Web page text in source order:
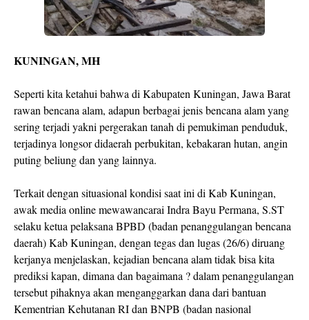
KUNINGAN, MH
Seperti kita ketahui bahwa di Kabupaten Kuningan, Jawa Barat
rawan bencana alam, adapun berbagai jenis bencana alam yang
sering terjadi yakni pergerakan tanah di pemukiman penduduk,
terjadinya longsor didaerah perbukitan, kebakaran hutan, angin
puting beliung dan yang lainnya.
Terkait dengan situasional kondisi saat ini di Kab Kuningan,
awak media online mewawancarai Indra Bayu Permana, S.ST
selaku ketua pelaksana BPBD (badan penanggulangan bencana
daerah) Kab Kuningan, dengan tegas dan lugas (26/6) diruang
kerjanya menjelaskan, kejadian bencana alam tidak bisa kita
prediksi kapan, dimana dan bagaimana ? dalam penanggulangan
tersebut pihaknya akan menganggarkan dana dari bantuan
Kementrian Kehutanan RI dan BNPB (badan nasional